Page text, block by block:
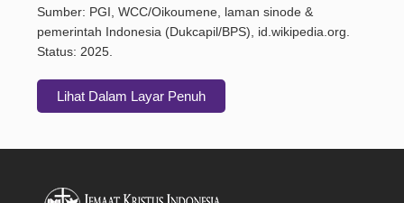
Sumber: PGI, WCC/Oikoumene, laman sinode &
pemerintah Indonesia (Dukcapil/BPS), id.wikipedia.org.
Status: 2025.
Lihat Dalam Layar Penuh